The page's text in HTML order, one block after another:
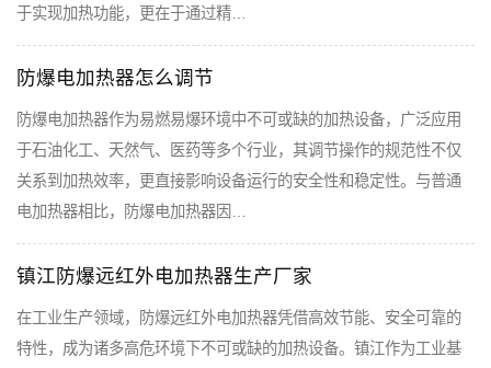
于实现加热功能，更在于通过精…
防爆电加热器怎么调节
防爆电加热器作为易燃易爆环境中不可或缺的加热设备，广泛应用
于石油化工、天然气、医药等多个行业，其调节操作的规范性不仅
关系到加热效率，更直接影响设备运行的安全性和稳定性。与普通
电加热器相比，防爆电加热器因…
镇江防爆远红外电加热器生产厂家
在工业生产领域，防爆远红外电加热器凭借高效节能、安全可靠的
特性，成为诸多高危环境下不可或缺的加热设备。镇江作为工业基